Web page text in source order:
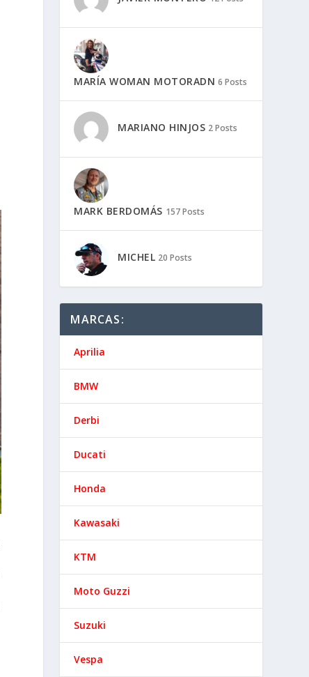
MARÍA WOMAN MOTORADN 6 Posts
MARIANO HINJOS 2 Posts
MARK BERDOMÁS 157 Posts
MICHEL 20 Posts
MARCAS:
Aprilia
BMW
Derbi
Ducati
Honda
Kawasaki
KTM
Moto Guzzi
Suzuki
Vespa